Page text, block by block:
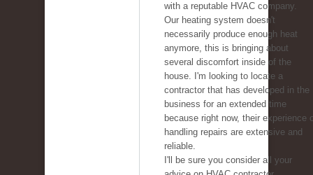
with a reputable HVAC company.
Our heating system doesn't
necessarily produce enough heat
anymore, this is bringing about
several discomfort inside of the
house. I'm looking to locate a
contractor that has developed in the
business for an extended time
because right now, their experience
handling repairs are extensive and
reliable.
I'll be sure you consider all your